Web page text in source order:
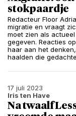
stokpaardje
Redacteur Floor
migratie en vraagt
moet zien als
gegeven. Reacties
haar aan het
haalden die
17 juli 2023
Iris ten Have
Na twaalf